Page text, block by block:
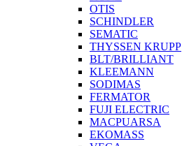
OTIS
SCHINDLER
SEMATIC
THYSSEN KRUPP
BLT/BRILLIANT
KLEEMANN
SODIMAS
FERMATOR
FUJI ELECTRIC
MACPUARSA
EKOMASS